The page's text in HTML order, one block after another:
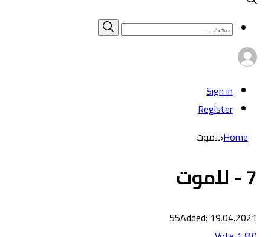
Search
بحث
Sign in
Register
Homeللموت
7 - للموت
55Added: 19.04.2021